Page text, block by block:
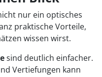
nur ein optisches
praktische Vorteile,
wissen wirst.
sind deutlich einfacher.
Vertiefungen kann